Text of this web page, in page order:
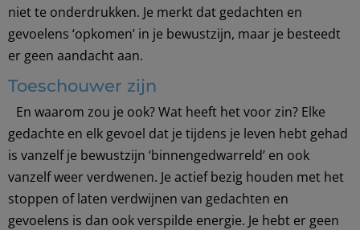
niet te onderdrukken. Je merkt dat gedachten en
gevoelens ‘opkomen’ in je bewustzijn, maar je besteedt
er geen aandacht aan.
Toeschouwer zijn
En waarom zou je ook? Wat heeft het voor zin? Elke
gedachte en elk gevoel dat je tijdens je leven hebt gehad
is vanzelf je bewustzijn ‘binnengedwarreld’ en ook
vanzelf weer verdwenen. Je actief bezig houden met het
stoppen of laten verdwijnen van gedachten en
gevoelens is dan ook verspilde energie. Je hebt er geen